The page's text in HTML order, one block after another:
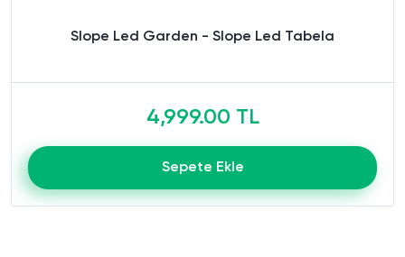
Slope Led Garden - Slope Led Tabela
4,999.00 TL
Sepete Ekle